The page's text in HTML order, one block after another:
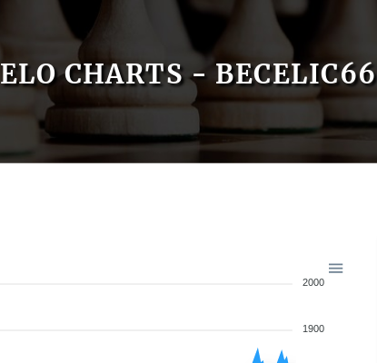
ELO CHARTS - BECELIC66
2000
1900